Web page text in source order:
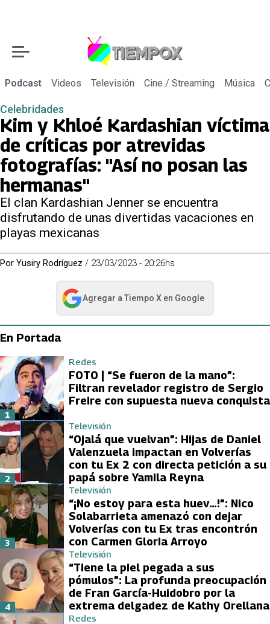
Podcast Videos Televisión Cine / Streaming Música
Celebridades
Kim y Khloé Kardashian víctima
de críticas por atrevidas
fotografías: "Así no posan las
hermanas"
El clan Kardashian Jenner se encuentra
disfrutando de unas divertidas vacaciones en
playas mexicanas
Por Yusiry Rodríguez / 23/03/2023 - 20:26hs
Agregar a Tiempo Xen Google
abre en nueva pestaña
En Portada
Redes
FOTO | “Se fueron de la mano”:
Filtran revelador registro de Sergio
Freire con supuesta nueva conquista
1
Televisión
“Ojalá que vuelvan”: Hijas de Daniel
Valenzuela impactan en Volverías
con tu Ex 2 con directa petición a su
papá sobre Yamila Reyna
2
Televisión
“¡No estoy para esta huev…!”: Nico
Solabarrieta amenazó con dejar
Volverías con tu Ex tras encontrón
con Carmen Gloria Arroyo
3
Televisión
“Tiene la piel pegada a sus
pómulos”: La profunda preocupación
de Fran García-Huidobro por la
extrema delgadez de Kathy Orellana
4
Redes